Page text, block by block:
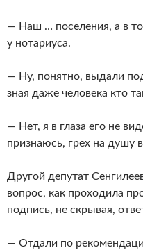
— Наш … поселения, а в
у нотариуса.
— Ну, понятно, выдали
зная даже человека кто
— Нет, я в глаза его не
признаюсь, грех на душу
Другой депутат
вопрос, как проходила
подпись, не скрывая,
— Отдали по